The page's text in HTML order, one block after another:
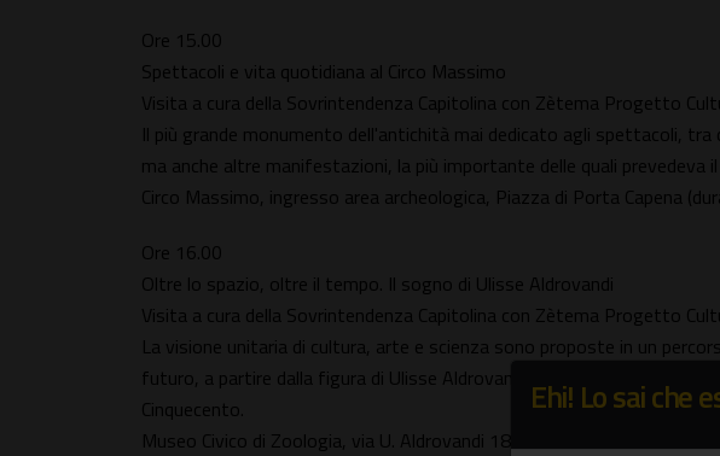
Ore 15.00
Spettacoli e vita quotidiana al Circo Massimo
Visita a cura della Sovrintendenza Capitolina con Zètema Progetto
Il più grande monumento dell'antichità mai dedicato agli spettacoli, tra
ma anche altre manifestazioni, la più importante delle quali prevedeva
Circo Massimo, ingresso area archeologica, Piazza di Porta Capena
Ore 16.00
Oltre lo spazio, oltre il tempo. Il sogno di Ulisse Aldrovandi
Visita a cura della Sovrintendenza Capitolina con Zètema Progetto
La visione unitaria di cultura, arte e scienza sono proposte in un
futuro, a partire dalla figura di Ulisse Aldrovandi, uno dei più grandi
Cinquecento.
Museo Civico di Zoologia, via U. Aldrovandi 18 (durata 60', massimo 20
Ehi! Lo sai che